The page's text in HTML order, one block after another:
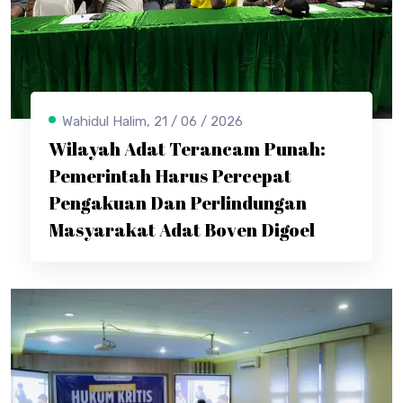
Wahidul Halim, 21 / 06 / 2026
Wilayah Adat Terancam Punah:
Pemerintah Harus Percepat
Pengakuan Dan Perlindungan
Masyarakat Adat Boven Digoel